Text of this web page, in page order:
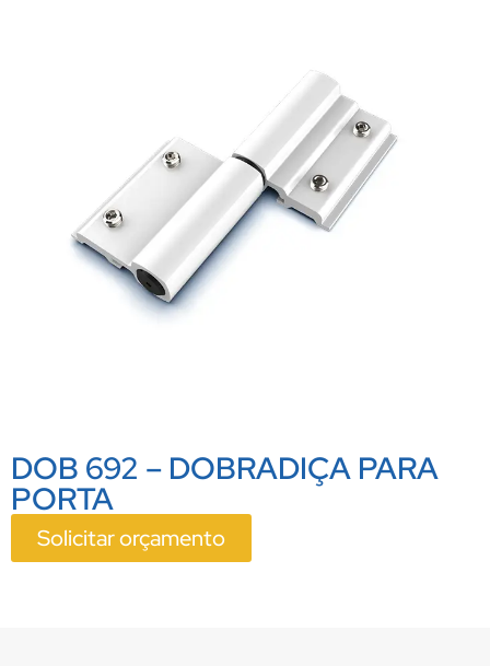
DOB 692 – DOBRADIÇA PARA
PORTA
Solicitar orçamento